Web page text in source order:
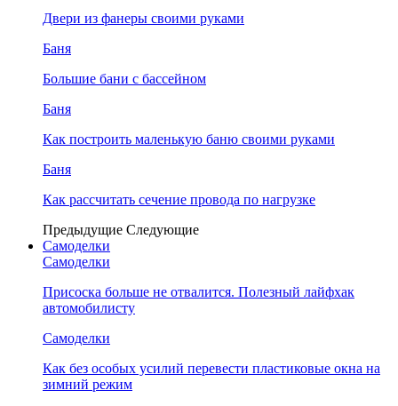
Двери из фанеры своими руками
Баня
Большие бани с бассейном
Баня
Как построить маленькую баню своими руками
Баня
Как рассчитать сечение провода по нагрузке
Предыдущие Следующие
Самоделки
Самоделки
Присоска больше не отвалится. Полезный лайфхак
автомобилисту
Самоделки
Как без особых усилий перевести пластиковые окна на
зимний режим